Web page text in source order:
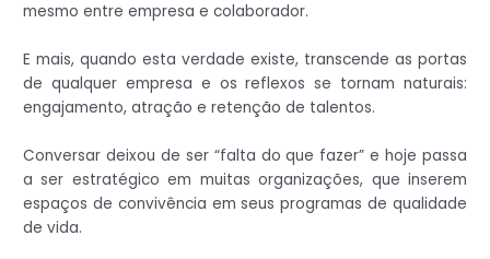
mesmo entre empresa e colaborador.
E mais, quando esta verdade existe, transcende as portas
de qualquer empresa e os reflexos se tornam naturais:
engajamento, atração e retenção de talentos.
Conversar deixou de ser “falta do que fazer” e hoje passa
a ser estratégico em muitas organizações, que inserem
espaços de convivência em seus programas de qualidade
de vida.